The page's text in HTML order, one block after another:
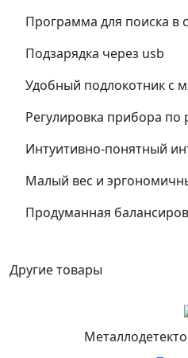
Программа для поиска в
Подзарядка через usb
Удобный подлокотник с
Регулировка прибора по
Интуитивно-понятный
Малый вес и
Продуманная
Другие товары